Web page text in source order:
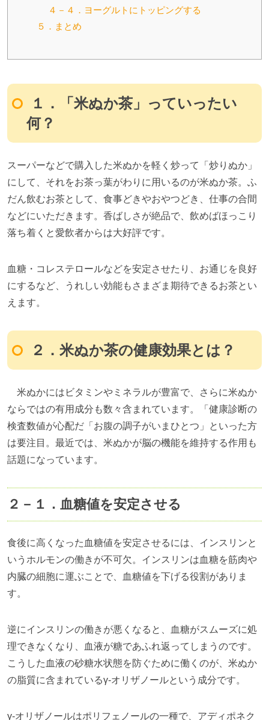
４－４．ヨーグルトにトッピングする
５．まとめ
１．「米ぬか茶」っていったい
何？
スーパーなどで購入した米ぬかを軽く炒って「炒りぬか」
にして、それをお茶っ葉がわりに用いるのが米ぬか茶。ふ
だん飲むお茶として、食事どきやおやつどき、仕事の合間
などにいただきます。香ばしさが絶品で、飲めばほっこり
落ち着くと愛飲者からは大好評です。
血糖・コレステロールなどを安定させたり、お通じを良好
にするなど、うれしい効能もさまざま期待できるお茶とい
えます。
２．米ぬか茶の健康効果とは？
米ぬかにはビタミンやミネラルが豊富で、さらに米ぬか
ならではの有用成分も数々含まれています。「健康診断の
検査数値が心配だ「お腹の調子がいまひとつ」といった方
は要注目。最近では、米ぬかが脳の機能を維持する作用も
話題になっています。
２－１．血糖値を安定させる
食後に高くなった血糖値を安定させるには、インスリンと
いうホルモンの働きが不可欠。インスリンは血糖を筋肉や
内臓の細胞に運ぶことで、血糖値を下げる役割がありま
す。
逆にインスリンの働きが悪くなると、血糖がスムーズに処
理できなくなり、血液が糖であふれ返ってしまうのです。
こうした血液の砂糖水状態を防ぐために働くのが、米ぬか
の脂質に含まれているγ‐オリザノールという成分です。
γ‐オリザノールはポリフェノールの一種で、アディポネク